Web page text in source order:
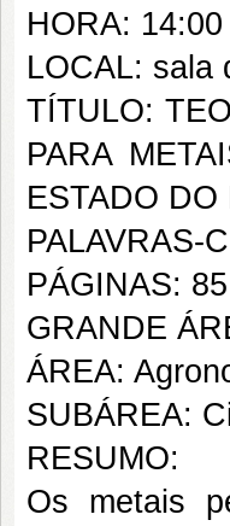
HORA: 14:00
LOCAL: sala
TÍTULO:
PARA
ESTADO DO
PALAVRAS-
PÁGINAS: 85
GRANDE
ÁREA:
SUBÁREA:
RESUMO:
Os metais